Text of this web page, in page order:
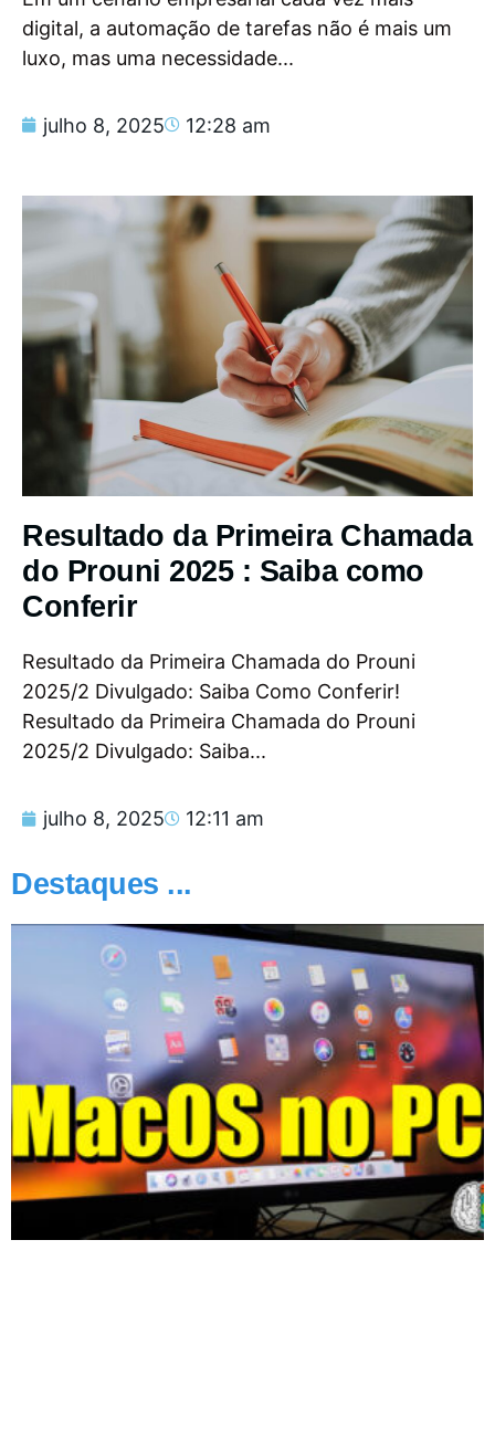
digital, a automação de tarefas não é mais um
luxo, mas uma necessidade...
julho 8, 2025 12:28 am
Resultado da Primeira Chamada
do Prouni 2025 : Saiba como
Conferir
Resultado da Primeira Chamada do Prouni
2025/2 Divulgado: Saiba Como Conferir!
Resultado da Primeira Chamada do Prouni
2025/2 Divulgado: Saiba...
julho 8, 2025 12:11 am
Destaques ...